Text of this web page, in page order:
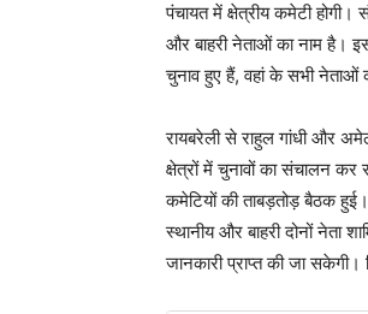
पंचायत में क्षेत्रीय कमेटी
और बाहरी नेताओं का नाम है।
चुनाव हुए हैं, वहां के सभी नेताओं
रायबरेली से राहुल गांधी और
क्षेत्रों में चुनावों का संचालन
कमेटियों की ताबड़तोड़ बैठक
स्थानीय और बाहरी दोनों नेता
जानकारी प्राप्त की जा